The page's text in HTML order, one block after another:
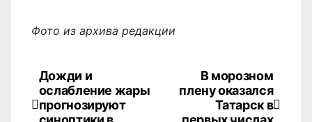
Фото из архива редакции
Навигация
по
В морозном
плену оказался
Татарск в
Дожди и
ослабление жары
прогнозируют